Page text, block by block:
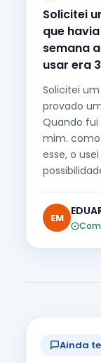
Solicitei
que
semana
usar era
Solicitei
provado
Quando fui
mim.
esse, o
EM
Ainda